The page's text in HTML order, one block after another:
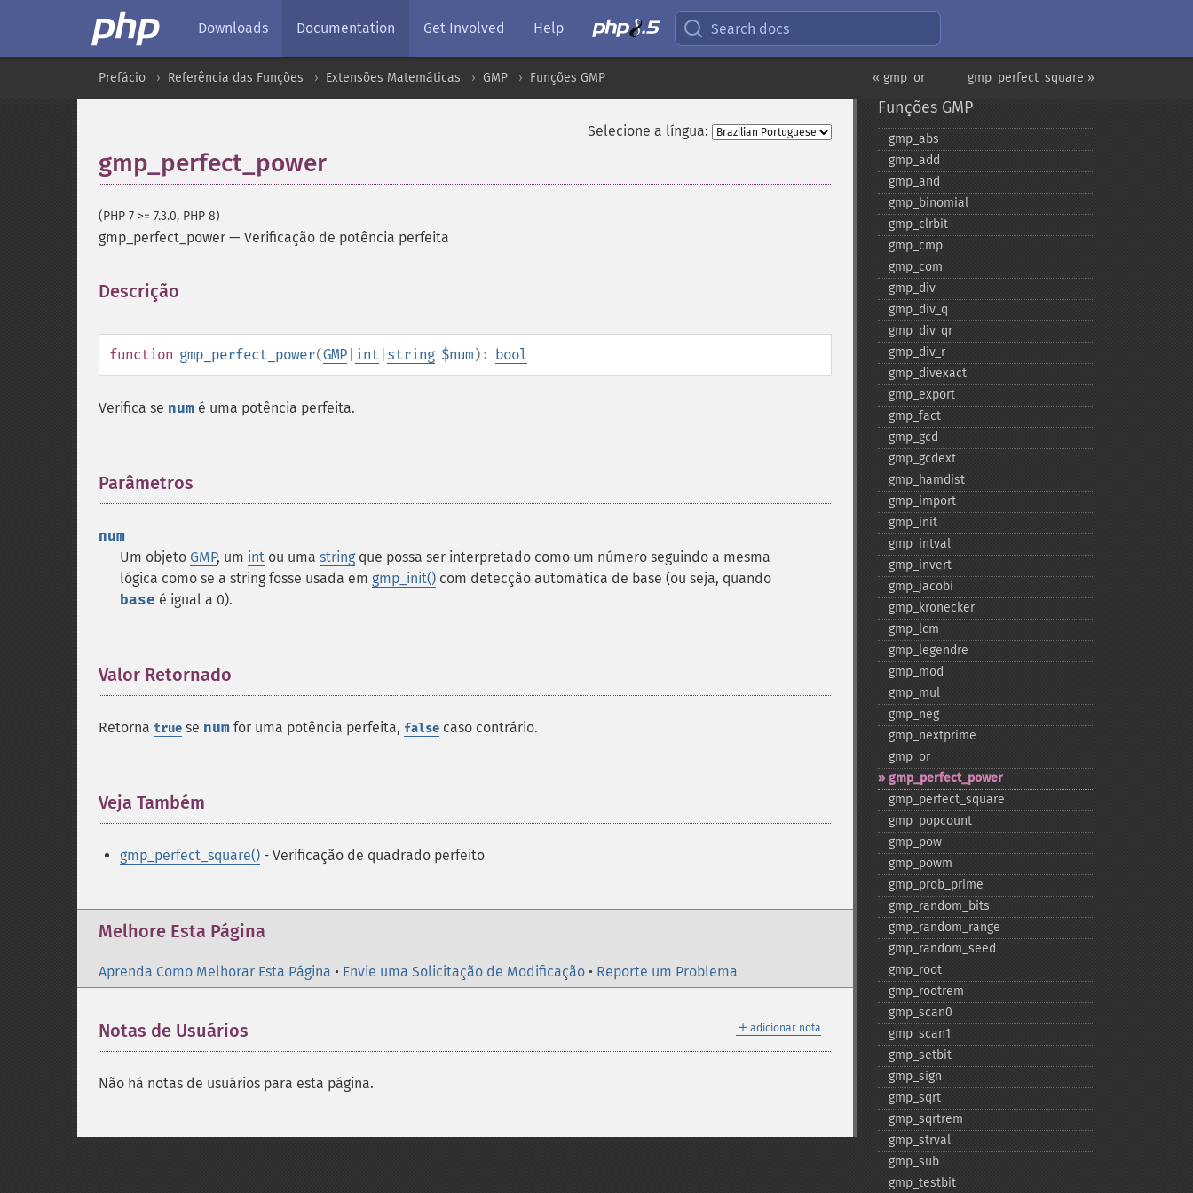
Downloads Documentation Get Involved Help Search docs
gmp_perfect_square »
« gmp_or
Prefácio Referência das Funções Extensões Matemáticas GMP Funções GMP
Selecione a língua:
gmp_perfect_power
(PHP 7 >= 7.3.0, PHP 8)
gmp_perfect_power — Verificação de potência perfeita
Descrição
function gmp_perfect_power(GMP int string $num): bool
Verifica se num é uma potência perfeita.
Parâmetros
num
Um objeto GMP, um int ou uma string que possa ser interpretado como um número seguindo a mesma
lógica como se a string fosse usada em gmp_init() com detecção automática de base (ou seja, quando
base é igual a 0).
Valor Retornado
Retorna true se num for uma potência perfeita, false caso contrário.
Veja Também
gmp_perfect_square() - Verificação de quadrado perfeito
Melhore Esta Página
Aprenda Como Melhorar Esta Página • Envie uma Solicitação de Modificação • Reporte um Problema
＋ adicionar nota
Notas de Usuários
Não há notas de usuários para esta página.
Funções GMP
gmp_​abs
gmp_​add
gmp_​and
gmp_​binomial
gmp_​clrbit
gmp_​cmp
gmp_​com
gmp_​div
gmp_​div_​q
gmp_​div_​qr
gmp_​div_​r
gmp_​divexact
gmp_​export
gmp_​fact
gmp_​gcd
gmp_​gcdext
gmp_​hamdist
gmp_​import
gmp_​init
gmp_​intval
gmp_​invert
gmp_​jacobi
gmp_​kronecker
gmp_​lcm
gmp_​legendre
gmp_​mod
gmp_​mul
gmp_​neg
gmp_​nextprime
gmp_​or
gmp_​perfect_​power
gmp_​perfect_​square
gmp_​popcount
gmp_​pow
gmp_​powm
gmp_​prob_​prime
gmp_​random_​bits
gmp_​random_​range
gmp_​random_​seed
gmp_​root
gmp_​rootrem
gmp_​scan0
gmp_​scan1
gmp_​setbit
gmp_​sign
gmp_​sqrt
gmp_​sqrtrem
gmp_​strval
gmp_​sub
gmp_​testbit